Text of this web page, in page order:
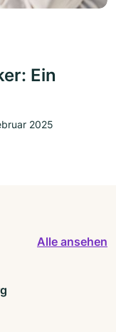
Ein
2025
Alle ansehen